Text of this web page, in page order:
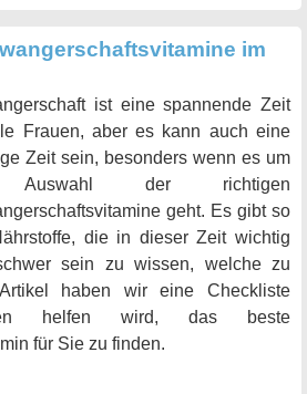
im
ist eine spannende Zeit
Frauen, aber es kann auch eine
Zeit sein, besonders wenn es um
der richtigen
geht. Es gibt so
die in dieser Zeit wichtig
sein zu wissen, welche zu
haben wir eine Checkliste
helfen wird, das beste
für Sie zu finden.